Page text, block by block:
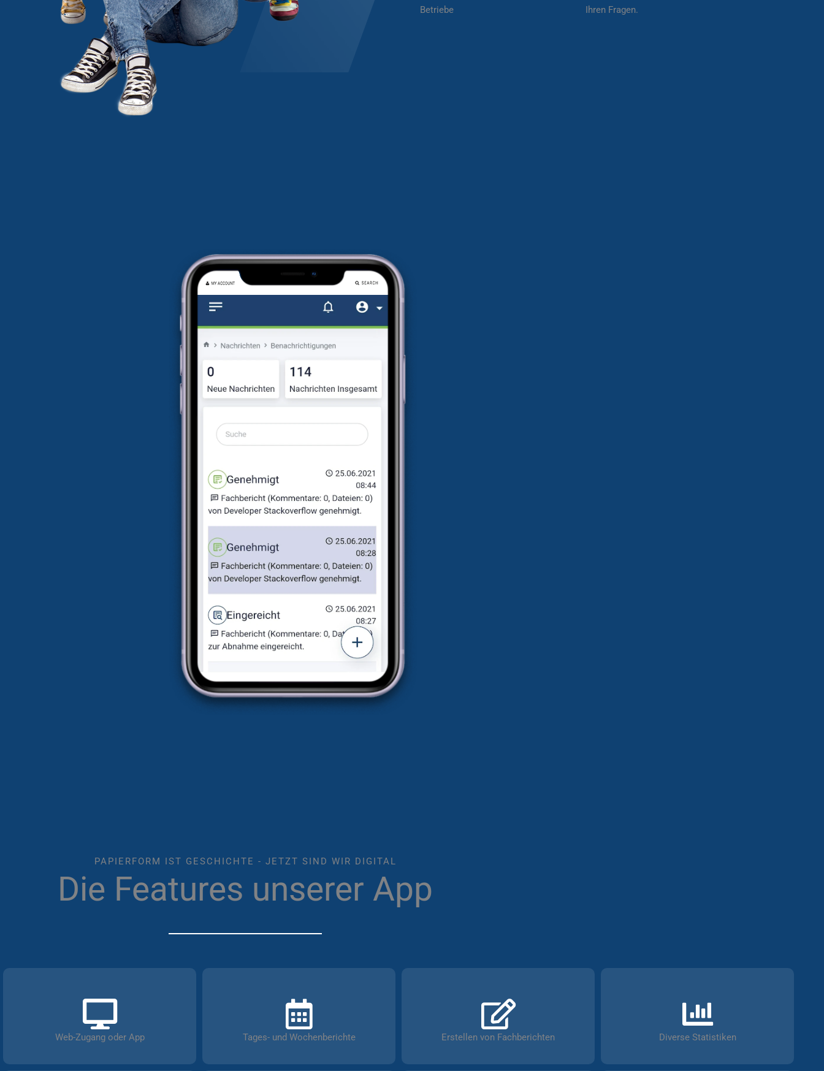
Betriebe
Ihren Fragen.
PAPIERFORM IST GESCHICHTE - JETZT SIND WIR DIGITAL
Die Features unserer App
Web-Zugang oder App Tages- und Wochenberichte Erstellen von Fachberichten Diverse Statistiken